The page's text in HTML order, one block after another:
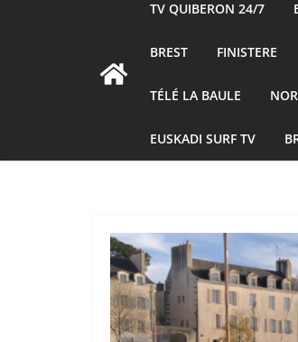
TV QUIBERON 24/7
BREST FINISTERE
TÉLÉ LA BAULE
EUSKADI SURF TV
ÎLES DU
Île